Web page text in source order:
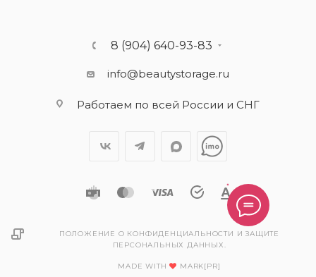
8 (904) 640-93-83
info@beautystorage.ru
Работаем по всей России и СНГ
ПОЛОЖЕНИЕ О КОНФИДЕНЦИАЛЬНОСТИ И ЗАЩИТЕ
ПЕРСОНАЛЬНЫХ ДАННЫХ.
MADE WITH MARK[PR]